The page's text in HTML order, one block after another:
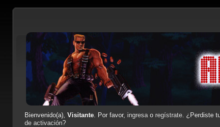
Bienvenido(a), Visitante. Por favor, ingresao regístrate. ¿Perdiste
de activación?